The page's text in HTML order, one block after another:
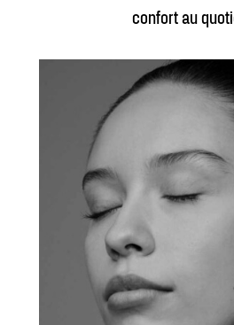
confort au